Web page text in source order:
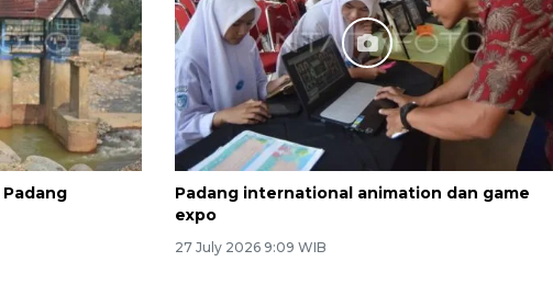
Padang international animation dan game
expo
27 July 2026 9:09 WIB